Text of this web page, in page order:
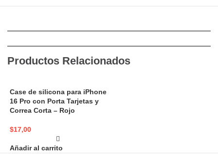
Productos Relacionados
Case de silicona para iPhone
16 Pro con Porta Tarjetas y
Correa Corta – Rojo
$17,00
Añadir al carrito